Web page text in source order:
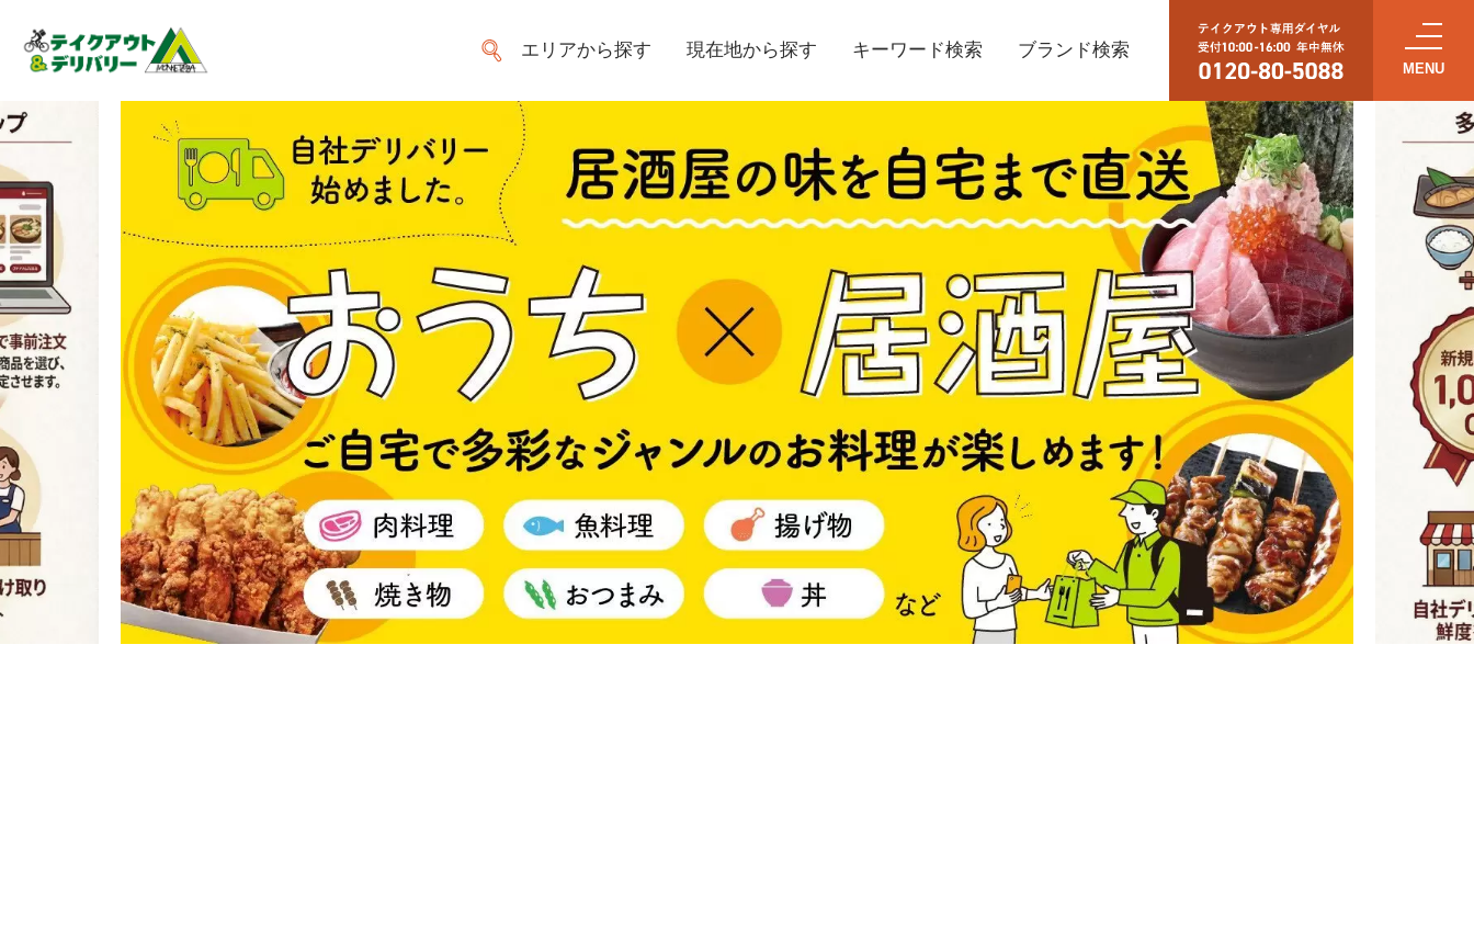
エリアから探す 現在地から探す キーワード検索 ブランド検索